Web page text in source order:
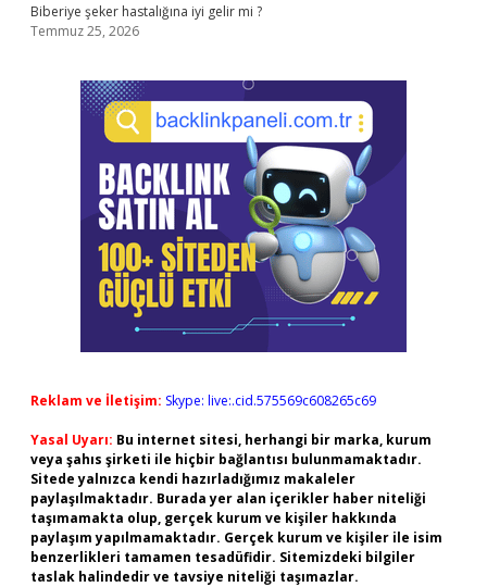
Biberiye şeker hastalığına iyi gelir mi ?
Temmuz 25, 2026
Reklam ve İletişim: Skype: live:.cid.575569c608265c69
Yasal Uyarı: Bu internet sitesi, herhangi bir marka, kurum
veya şahıs şirketi ile hiçbir bağlantısı bulunmamaktadır.
Sitede yalnızca kendi hazırladığımız makaleler
paylaşılmaktadır. Burada yer alan içerikler haber niteliği
taşımamakta olup, gerçek kurum ve kişiler hakkında
paylaşım yapılmamaktadır. Gerçek kurum ve kişiler ile isim
benzerlikleri tamamen tesadüfidir. Sitemizdeki bilgiler
taslak halindedir ve tavsiye niteliği taşımazlar.